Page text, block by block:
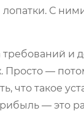
С
требований
—
что такое
— это